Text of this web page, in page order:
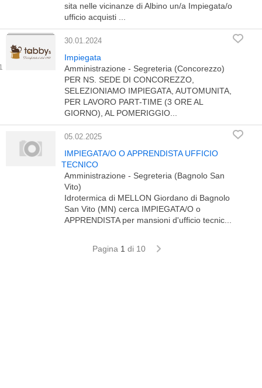
sita nelle vicinanze di Albino un/a Impiegata/o
ufficio acquisti ...
30.01.2024
Impiegata
Amministrazione - Segreteria (Concorezzo)
PER NS. SEDE DI CONCOREZZO,
SELEZIONIAMO IMPIEGATA, AUTOMUNITA,
PER LAVORO PART-TIME (3 ORE AL
GIORNO), AL POMERIGGIO...
05.02.2025
IMPIEGATA/O O APPRENDISTA UFFICIO
TECNICO
Amministrazione - Segreteria (Bagnolo San
Vito)
Idrotermica di MELLON Giordano di Bagnolo
San Vito (MN) cerca IMPIEGATA/O o
APPRENDISTA per mansioni d'ufficio tecnic...
Pagina 1 di 10